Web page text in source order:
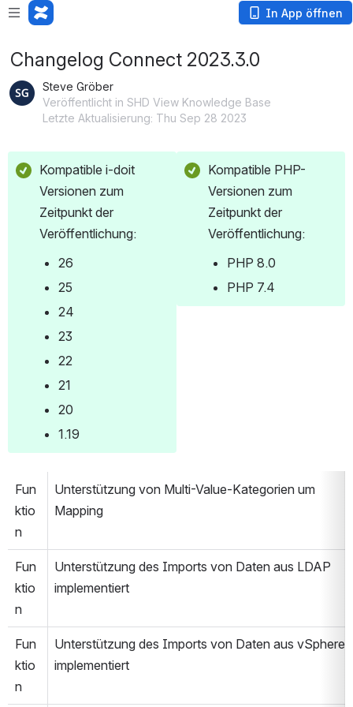
In App öffnen
Changelog Connect 2023.3.0
Steve Gröber
Veröffentlicht in SHD View Knowledge Base
Letzte Aktualisierung: Thu Sep 28 2023
Kompatible i-doit
Versionen zum
Zeitpunkt der
Veröffentlichung:
26
25
24
23
22
21
20
1.19
Kompatible PHP-
Versionen zum
Zeitpunkt der
Veröffentlichung:
PHP 8.0
PHP 7.4
Fun
ktio
n
Unterstützung von Multi-Value-Kategorien um
Mapping
Fun
ktio
n
Unterstützung des Imports von Daten aus LDAP
implementiert
Fun
ktio
n
Unterstützung des Imports von Daten aus vSphere
implementiert